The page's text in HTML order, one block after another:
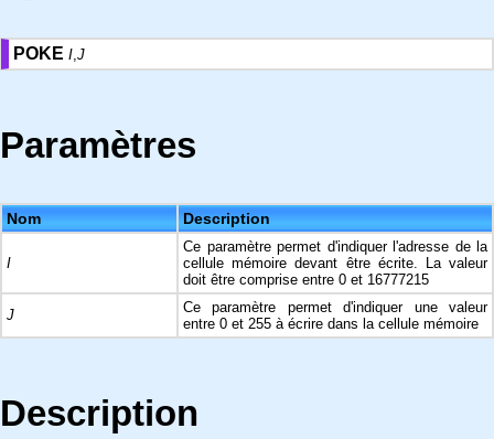
POKE I,J
Paramètres
Nom Description
I
Ce paramètre permet d'indiquer l'adresse de la
cellule mémoire devant être écrite. La valeur
doit être comprise entre 0 et 16777215
J
Ce paramètre permet d'indiquer une valeur
entre 0 et 255 à écrire dans la cellule mémoire
Description